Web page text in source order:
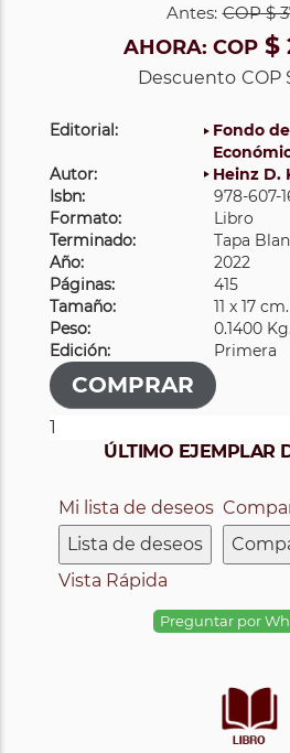
Antes: COP$
AHORA: COP$
Descuento COP
Editorial:
Fondo
Autor:
Heinz D.
Isbn:
978-607-
Formato:
Libro
Terminado:
Tapa
Año:
2022
Páginas:
415
Tamaño:
11 x 17 cm.
Peso:
0.1400 Kg.
Edición:
Primera
ÚLTIMO EJEMPLAR
Mi lista de deseos
Lista de deseos
Vista Rápida
Preguntar por